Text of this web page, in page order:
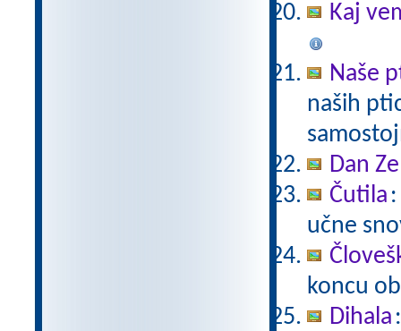
Kaj
Naše
naših
Dan
Čutila
učne
koncu
Dihala